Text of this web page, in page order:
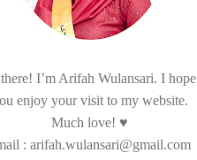
I’m Arifah Wulansari. I hope
enjoy your visit to my website.
Much love! ♥
: arifah.wulansari@gmail.com